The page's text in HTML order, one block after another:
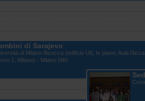
di Sarajevo
di Milano-Bicocca (edificio U6, Iv piano, Aula
1, Milano) - Milano (MI)